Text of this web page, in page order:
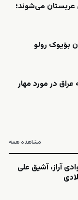
عربستان می‌شوند؛
بؤیوک رولو
در مورد مهار
مشاهده همه
آراز، آشیق علی